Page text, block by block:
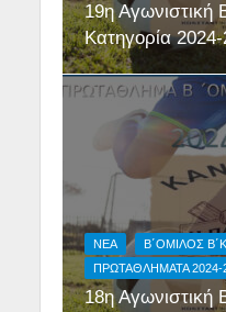
19η Αγωνιστική
Κατηγορία 2024-
NEA
Β΄ΟΜΙΛΟΣ
ΠΡΩΤΑΘΛΗΜΑΤΑ 2024-
18η Αγωνιστική